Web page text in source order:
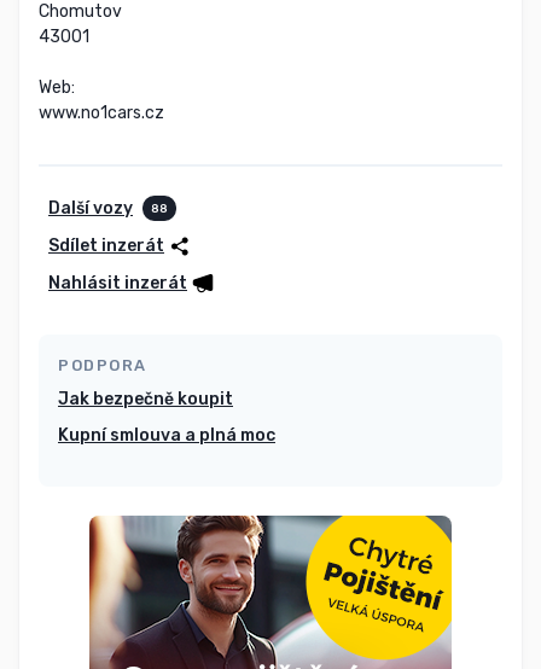
Chomutov
43001
Web:
www.no1cars.cz
Další vozy 88
Sdílet inzerát
Nahlásit inzerát
PODPORA
Jak bezpečně koupit
Kupní smlouva a plná moc